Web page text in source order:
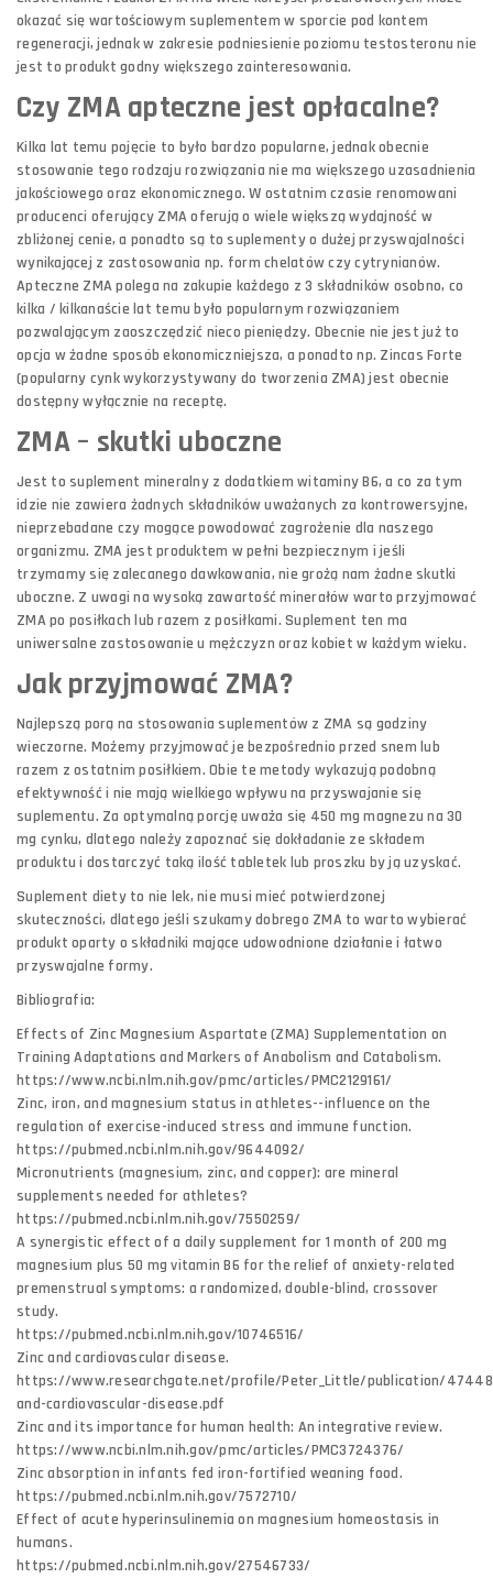
okazać się wartościowym suplementem w sporcie pod kontem
regeneracji, jednak w zakresie podniesienie poziomu testosteronu nie
jest to produkt godny większego zainteresowania.
Czy ZMA apteczne jest opłacalne?
Kilka lat temu pojęcie to było bardzo popularne, jednak obecnie
stosowanie tego rodzaju rozwiązania nie ma większego uzasadnienia
jakościowego oraz ekonomicznego. W ostatnim czasie renomowani
producenci oferujący ZMA oferują o wiele większą wydajność w
zbliżonej cenie, a ponadto są to suplementy o dużej przyswajalności
wynikającej z zastosowania np. form chelatów czy cytrynianów.
Apteczne ZMA polega na zakupie każdego z 3 składników osobno, co
kilka / kilkanaście lat temu było popularnym rozwiązaniem
pozwalającym zaoszczędzić nieco pieniędzy. Obecnie nie jest już to
opcja w żadne sposób ekonomiczniejsza, a ponadto np. Zincas Forte
(popularny cynk wykorzystywany do tworzenia ZMA) jest obecnie
dostępny wyłącznie na receptę.
ZMA – skutki uboczne
Jest to suplement mineralny z dodatkiem witaminy B6, a co za tym
idzie nie zawiera żadnych składników uważanych za kontrowersyjne,
nieprzebadane czy mogące powodować zagrożenie dla naszego
organizmu. ZMA jest produktem w pełni bezpiecznym i jeśli
trzymamy się zalecanego dawkowania, nie grożą nam żadne skutki
uboczne. Z uwagi na wysoką zawartość minerałów warto przyjmować
ZMA po posiłkach lub razem z posiłkami. Suplement ten ma
uniwersalne zastosowanie u mężczyzn oraz kobiet w każdym wieku.
Jak przyjmować ZMA?
Najlepszą porą na stosowania suplementów z ZMA są godziny
wieczorne. Możemy przyjmować je bezpośrednio przed snem lub
razem z ostatnim posiłkiem. Obie te metody wykazują podobną
efektywność i nie mają wielkiego wpływu na przyswajanie się
suplementu. Za optymalną porcję uważa się 450 mg magnezu na 30
mg cynku, dlatego należy zapoznać się dokładanie ze składem
produktu i dostarczyć taką ilość tabletek lub proszku by ją uzyskać.
Suplement diety to nie lek, nie musi mieć potwierdzonej
skuteczności, dlatego jeśli szukamy dobrego ZMA to warto wybierać
produkt oparty o składniki mające udowodnione działanie i łatwo
przyswajalne formy.
Bibliografia:
Effects of Zinc Magnesium Aspartate (ZMA) Supplementation on
Training Adaptations and Markers of Anabolism and Catabolism.
https://www.ncbi.nlm.nih.gov/pmc/articles/PMC2129161/
Zinc, iron, and magnesium status in athletes--influence on the
regulation of exercise-induced stress and immune function.
https://pubmed.ncbi.nlm.nih.gov/9644092/
Micronutrients (magnesium, zinc, and copper): are mineral
supplements needed for athletes?
https://pubmed.ncbi.nlm.nih.gov/7550259/
A synergistic effect of a daily supplement for 1 month of 200 mg
magnesium plus 50 mg vitamin B6 for the relief of anxiety-related
premenstrual symptoms: a randomized, double-blind, crossover
study.
https://pubmed.ncbi.nlm.nih.gov/10746516/
Zinc and cardiovascular disease.
https://www.researchgate.net/profile/Peter_Little/publication/
and-cardiovascular-disease.pdf
Zinc and its importance for human health: An integrative review.
https://www.ncbi.nlm.nih.gov/pmc/articles/PMC3724376/
Zinc absorption in infants fed iron-fortified weaning food.
https://pubmed.ncbi.nlm.nih.gov/7572710/
Effect of acute hyperinsulinemia on magnesium homeostasis in
humans.
https://pubmed.ncbi.nlm.nih.gov/27546733/